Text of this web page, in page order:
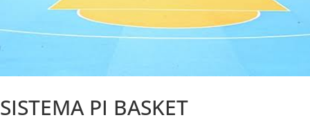
SISTEMA PI BASKET